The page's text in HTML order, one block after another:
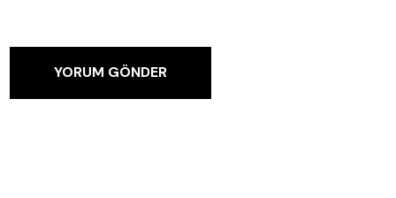
YORUM GÖNDER